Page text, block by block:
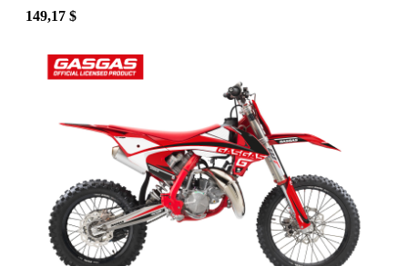
149,17 $